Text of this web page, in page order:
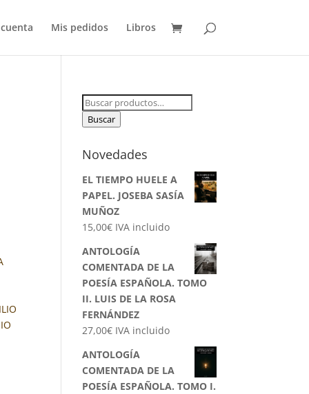
Mis pedidos Libros
Buscar
por:
Buscar
Novedades
EL TIEMPO HUELE A
PAPEL. JOSEBA SASÍA
MUÑOZ
15,00€ IVA incluido
ANTOLOGÍA
COMENTADA DE LA
POESÍA ESPAÑOLA. TOMO
II. LUIS DE LA ROSA
FERNÁNDEZ
27,00€ IVA incluido
ANTOLOGÍA
COMENTADA DE LA
POESÍA ESPAÑOLA. TOMO I.